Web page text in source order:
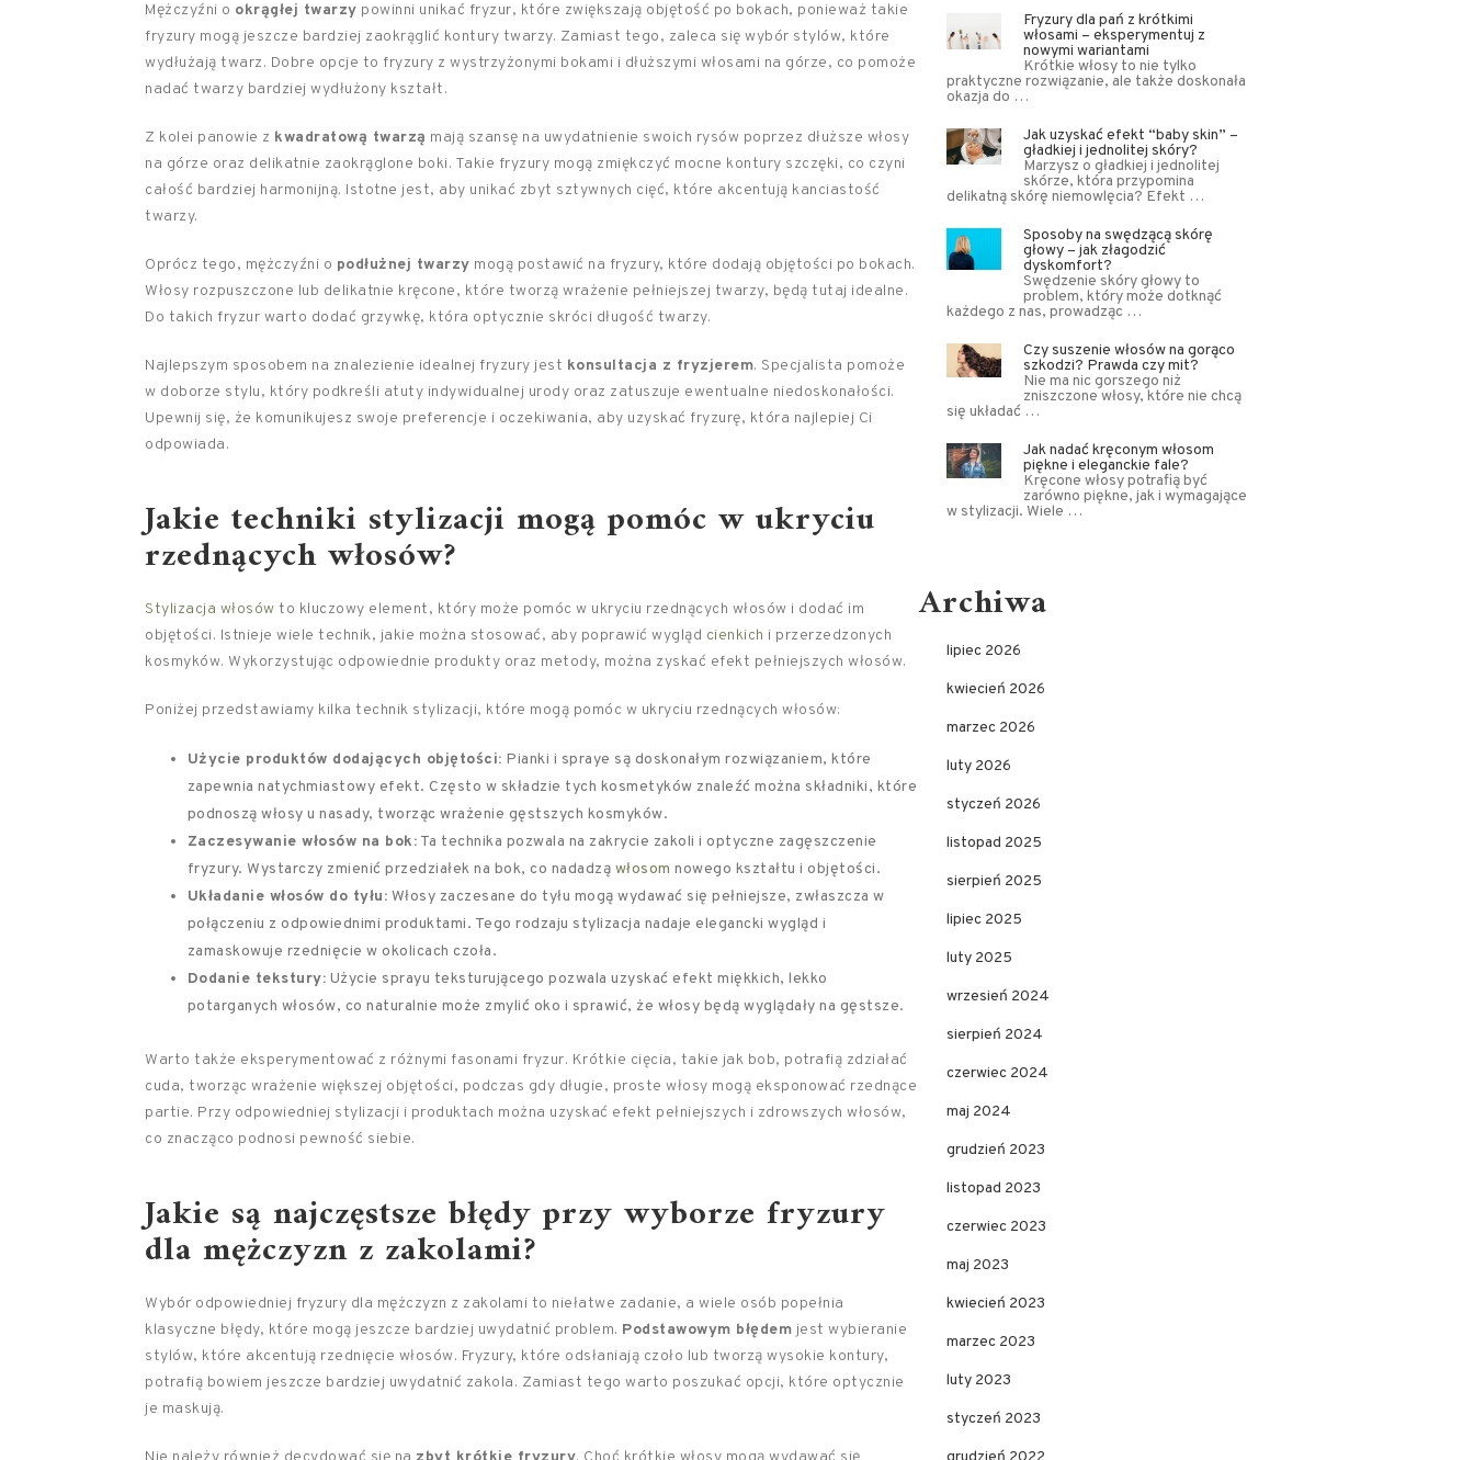
Mężczyźni o okrągłej twarzy powinni unikać fryzur, które zwiększają objętość po bokach, ponieważ takie
fryzury mogą jeszcze bardziej zaokrąglić kontury twarzy. Zamiast tego, zaleca się wybór stylów, które
wydłużają twarz. Dobre opcje to fryzury z wystrzyżonymi bokami i dłuższymi włosami na górze, co pomoże
nadać twarzy bardziej wydłużony kształt.
Z kolei panowie z kwadratową twarzą mają szansę na uwydatnienie swoich rysów poprzez dłuższe włosy
na górze oraz delikatnie zaokrąglone boki. Takie fryzury mogą zmiękczyć mocne kontury szczęki, co czyni
całość bardziej harmonijną. Istotne jest, aby unikać zbyt sztywnych cięć, które akcentują kanciastość
twarzy.
Oprócz tego, mężczyźni o podłużnej twarzy mogą postawić na fryzury, które dodają objętości po bokach.
Włosy rozpuszczone lub delikatnie kręcone, które tworzą wrażenie pełniejszej twarzy, będą tutaj idealne.
Do takich fryzur warto dodać grzywkę, która optycznie skróci długość twarzy.
Najlepszym sposobem na znalezienie idealnej fryzury jest konsultacja z fryzjerem. Specjalista pomoże
w doborze stylu, który podkreśli atuty indywidualnej urody oraz zatuszuje ewentualne niedoskonałości.
Upewnij się, że komunikujesz swoje preferencje i oczekiwania, aby uzyskać fryzurę, która najlepiej Ci
odpowiada.
Jakie techniki stylizacji mogą pomóc w ukryciu
rzednących włosów?
Stylizacja włosów to kluczowy element, który może pomóc w ukryciu rzednących włosów i dodać im
objętości. Istnieje wiele technik, jakie można stosować, aby poprawić wygląd cienkich i przerzedzonych
kosmyków. Wykorzystując odpowiednie produkty oraz metody, można zyskać efekt pełniejszych włosów.
Poniżej przedstawiamy kilka technik stylizacji, które mogą pomóc w ukryciu rzednących włosów:
Użycie produktów dodających objętości: Pianki i spraye są doskonałym rozwiązaniem, które
zapewnia natychmiastowy efekt. Często w składzie tych kosmetyków znaleźć można składniki, które
podnoszą włosy u nasady, tworząc wrażenie gęstszych kosmyków.
Zaczesywanie włosów na bok: Ta technika pozwala na zakrycie zakoli i optyczne zagęszczenie
fryzury. Wystarczy zmienić przedziałek na bok, co nadadzą włosom nowego kształtu i objętości.
Układanie włosów do tyłu: Włosy zaczesane do tyłu mogą wydawać się pełniejsze, zwłaszcza w
połączeniu z odpowiednimi produktami. Tego rodzaju stylizacja nadaje elegancki wygląd i
zamaskowuje rzednięcie w okolicach czoła.
Dodanie tekstury: Użycie sprayu teksturującego pozwala uzyskać efekt miękkich, lekko
potarganych włosów, co naturalnie może zmylić oko i sprawić, że włosy będą wyglądały na gęstsze.
Warto także eksperymentować z różnymi fasonami fryzur. Krótkie cięcia, takie jak bob, potrafią zdziałać
cuda, tworząc wrażenie większej objętości, podczas gdy długie, proste włosy mogą eksponować rzednące
partie. Przy odpowiedniej stylizacji i produktach można uzyskać efekt pełniejszych i zdrowszych włosów,
co znacząco podnosi pewność siebie.
Jakie są najczęstsze błędy przy wyborze fryzury
dla mężczyzn z zakolami?
Wybór odpowiedniej fryzury dla mężczyzn z zakolami to niełatwe zadanie, a wiele osób popełnia
klasyczne błędy, które mogą jeszcze bardziej uwydatnić problem. Podstawowym błędem jest wybieranie
stylów, które akcentują rzednięcie włosów. Fryzury, które odsłaniają czoło lub tworzą wysokie kontury,
potrafią bowiem jeszcze bardziej uwydatnić zakola. Zamiast tego warto poszukać opcji, które optycznie
je maskują.
Fryzury dla pań z krótkimi
włosami – eksperymentuj z
nowymi wariantami
Krótkie włosy to nie tylko
praktyczne rozwiązanie, ale także doskonała
okazja do …
Jak uzyskać efekt “baby skin” –
gładkiej i jednolitej skóry?
Marzysz o gładkiej i jednolitej
skórze, która przypomina
delikatną skórę niemowlęcia? Efekt …
Sposoby na swędzącą skórę
głowy – jak złagodzić
dyskomfort?
Swędzenie skóry głowy to
problem, który może dotknąć
każdego z nas, prowadząc …
Czy suszenie włosów na gorąco
szkodzi? Prawda czy mit?
Nie ma nic gorszego niż
zniszczone włosy, które nie chcą
się układać …
Jak nadać kręconym włosom
piękne i eleganckie fale?
Kręcone włosy potrafią być
zarówno piękne, jak i wymagające
w stylizacji. Wiele …
Archiwa
lipiec 2026
kwiecień 2026
marzec 2026
luty 2026
styczeń 2026
listopad 2025
sierpień 2025
lipiec 2025
luty 2025
wrzesień 2024
sierpień 2024
czerwiec 2024
maj 2024
grudzień 2023
listopad 2023
czerwiec 2023
maj 2023
kwiecień 2023
marzec 2023
luty 2023
styczeń 2023